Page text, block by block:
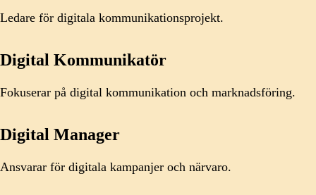
Ledare för digitala kommunikationsprojekt.
Digital Kommunikatör
Fokuserar på digital kommunikation och marknadsföring.
Digital Manager
Ansvarar för digitala kampanjer och närvaro.